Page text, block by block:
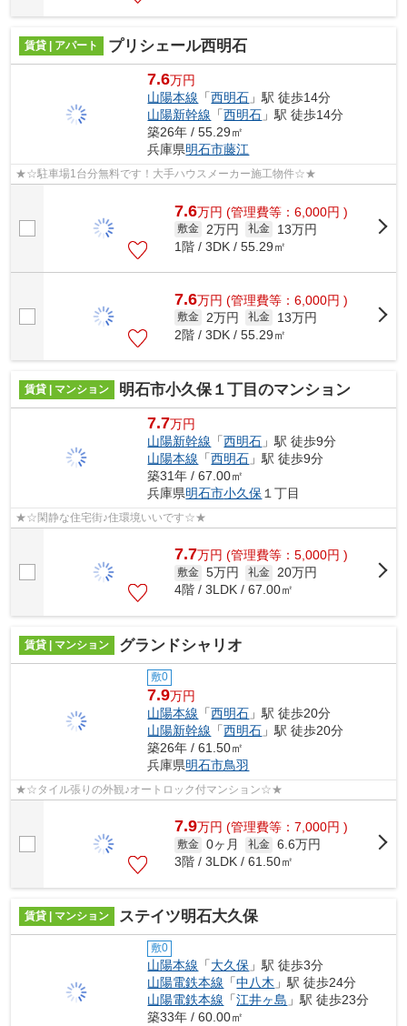
賃貸 | アパート プリシェール西明石
7.6万円
山陽本線 「西明石 」駅 徒歩14分
山陽新幹線 「西明石 」駅 徒歩14分
築26年 / 55.29㎡
兵庫県明石市藤江
★☆駐車場1台分無料です！大手ハウスメーカー施工物件☆★
7.6万円 (管理費等：6,000円 )
敷金 2万円 礼金
13万円
1階 / 3DK / 55.29㎡
7.6万円 (管理費等：6,000円 )
敷金 2万円 礼金
13万円
2階 / 3DK / 55.29㎡
賃貸 | マンション 明石市小久保１丁目のマンション
7.7万円
山陽新幹線 「西明石 」駅 徒歩9分
山陽本線 「西明石 」駅 徒歩9分
築31年 / 67.00㎡
兵庫県明石市小久保 １丁目
★☆閑静な住宅街♪住環境いいです☆★
7.7万円 (管理費等：5,000円 )
敷金 5万円 礼金 20万円
4階 / 3LDK / 67.00㎡
賃貸 | マンション グランドシャリオ
敷0
7.9万円
山陽本線 「西明石 」駅 徒歩20分
山陽新幹線 「西明石 」駅 徒歩20分
築26年 / 61.50㎡
兵庫県明石市鳥羽
★☆タイル張りの外観♪オートロック付マンション☆★
7.9万円 (管理費等：7,000円 )
敷金 0ヶ月 礼金 6.6万円
3階 / 3LDK / 61.50㎡
賃貸 | マンション ステイツ明石大久保
敷0
山陽本線 「大久保 」駅 徒歩3分
山陽電鉄本線 「中八木 」駅 徒歩24分
山陽電鉄本線 「江井ヶ島 」駅 徒歩23分
築33年 / 60.00㎡